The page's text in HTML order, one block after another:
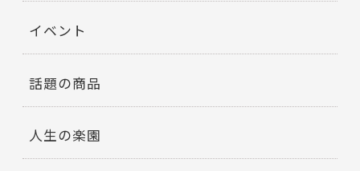
イベント
話題の商品
人生の楽園